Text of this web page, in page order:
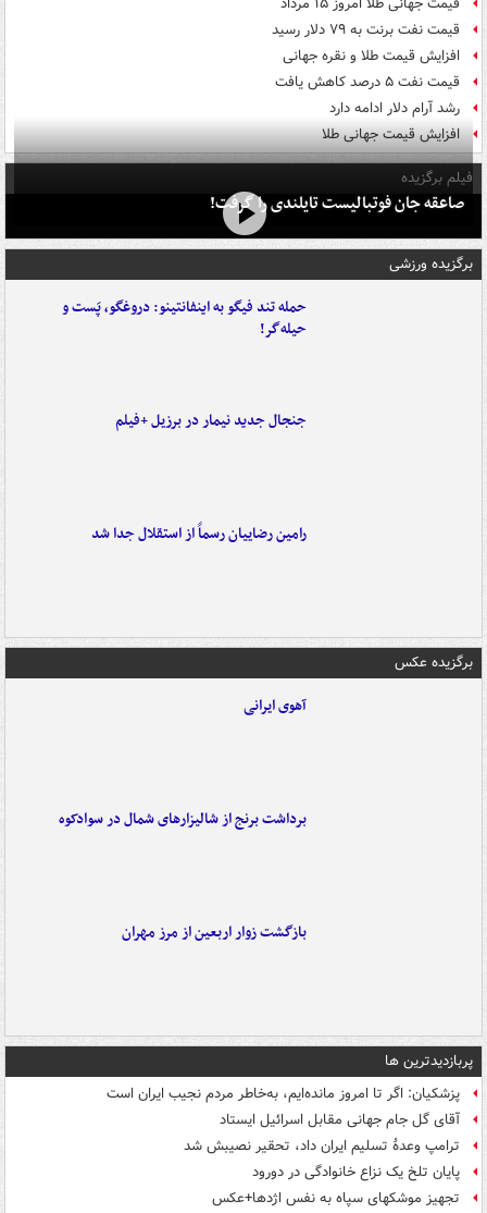
قیمت جهانی طلا امروز ۱۵ مرداد
قیمت نفت برنت به ۷۹ دلار رسید
افزایش قیمت طلا و نقره جهانی
قیمت نفت ۵ درصد کاهش یافت
رشد آرام دلار ادامه دارد
افزایش قیمت جهانی طلا
فیلم برگزیده
صاعقه جان فوتبالیست تایلندی را گرفت!
برگزیده ورزشی
حمله تند فیگو به اینفانتینو: دروغگو، پَست‌ و
حیله‌گر!
جنجال جدید نیمار در برزیل +فیلم
رامین رضاییان رسماً از استقلال جدا شد
برگزیده عکس
آهوی ایرانی
برداشت برنج از شالیزارهای شمال در سوادکوه
بازگشت زوار اربعین از مرز مهران
پربازدیدترین ها
پزشکیان: اگر تا امروز مانده‌ایم، به‌خاطر مردم نجیب ایران است
آقای گل جام جهانی مقابل اسرائیل ایستاد
ترامپ وعدۀ تسلیم ایران داد، تحقیر نصیبش شد
پایان تلخ یک نزاع خانوادگی در دورود
تجهیز موشکهای سپاه به نفس اژدها+عکس